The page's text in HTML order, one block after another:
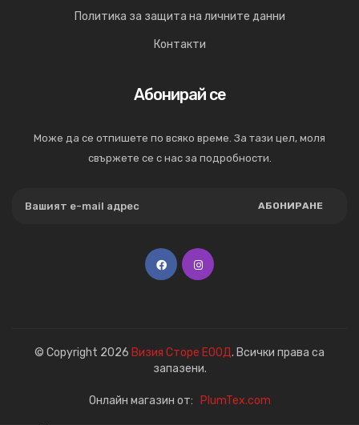
Политика за защита на личните данни
Контакти
Абонирай се
Може да се отпишете по всяко време. За тази цел, моля
свържете се с нас за подробности.
АБОНИРАНЕ
© Copyright 2026 Визия Сторе ЕООД. Всички права са
запазени.
Онлайн магазин от: PlumTex.com